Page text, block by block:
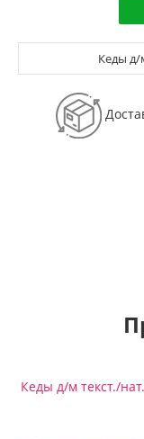
Кеды д/
Кеды д/м текст./